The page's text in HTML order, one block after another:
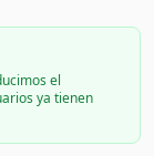
el
ya tienen